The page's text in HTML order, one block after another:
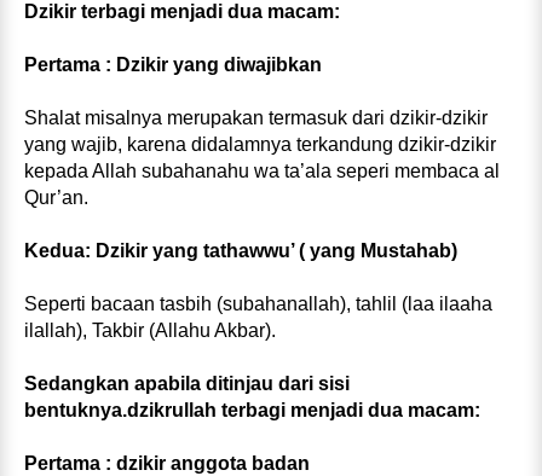
Dzikir terbagi menjadi dua macam:
Pertama : Dzikir yang diwajibkan
Shalat misalnya merupakan termasuk dari dzikir-dzikir
yang wajib, karena didalamnya terkandung dzikir-dzikir
kepada Allah subahanahu wa ta’ala seperi membaca al
Qur’an.
Kedua: Dzikir yang tathawwu’ ( yang Mustahab)
Seperti bacaan tasbih (subahanallah), tahlil (laa ilaaha
ilallah), Takbir (Allahu Akbar).
Sedangkan apabila ditinjau dari sisi
bentuknya.dzikrullah terbagi menjadi dua macam:
Pertama : dzikir anggota badan